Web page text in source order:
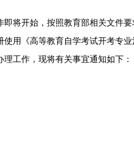
将开始，按照教育部相关文件要
用《高等教育自学考试开考专
工作，现将有关事宜通知如下：